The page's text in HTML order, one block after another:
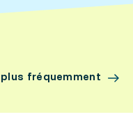
fréquemment